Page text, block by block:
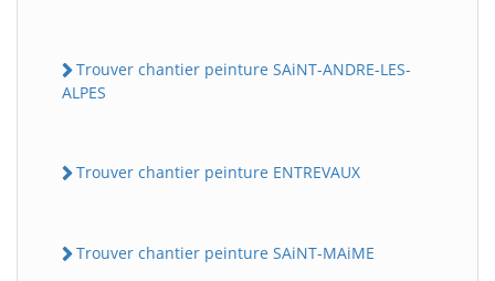
Trouver chantier peinture SAiNT-ANDRE-LES-
ALPES
Trouver chantier peinture ENTREVAUX
Trouver chantier peinture SAiNT-MAiME